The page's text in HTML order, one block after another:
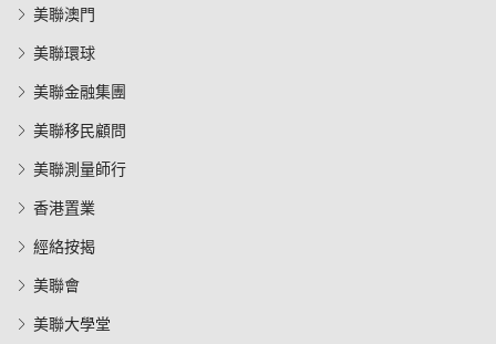
美聯澳門
美聯環球
美聯金融集團
美聯移民顧問
美聯測量師行
香港置業
經絡按揭
美聯會
美聯大學堂